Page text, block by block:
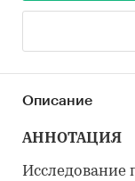
Описание
АННОТАЦИЯ
Исследование